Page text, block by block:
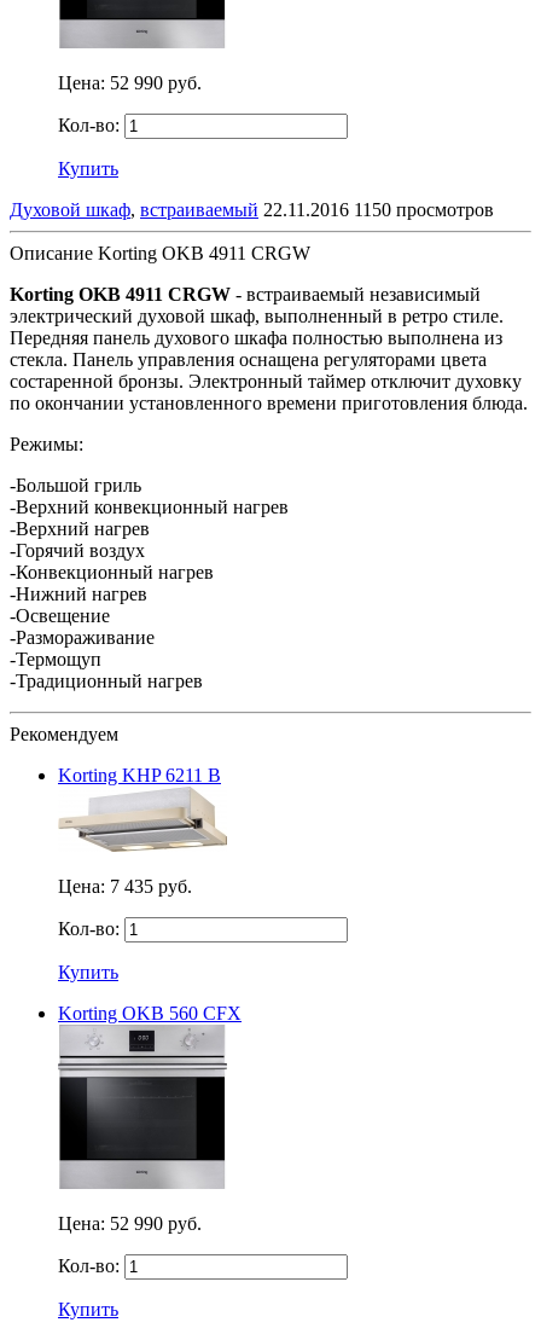
Цена: 52 990 руб.
Кол-во:
Купить
Духовой шкаф, встраиваемый 22.11.2016 1150 просмотров
Описание Korting OKB 4911 CRGW
Korting OKB 4911 CRGW - встраиваемый независимый
электрический духовой шкаф, выполненный в ретро стиле.
Передняя панель духового шкафа полностью выполнена из
стекла. Панель управления оснащена регуляторами цвета
состаренной бронзы. Электронный таймер отключит духовку
по окончании установленного времени приготовления блюда.
Режимы:
-Большой гриль
-Верхний конвекционный нагрев
-Верхний нагрев
-Горячий воздух
-Конвекционный нагрев
-Нижний нагрев
-Освещение
-Размораживание
-Термощуп
-Традиционный нагрев
Рекомендуем
Korting KHP 6211 B
Цена: 7 435 руб.
Кол-во:
Купить
Korting OKB 560 CFX
Цена: 52 990 руб.
Кол-во:
Купить